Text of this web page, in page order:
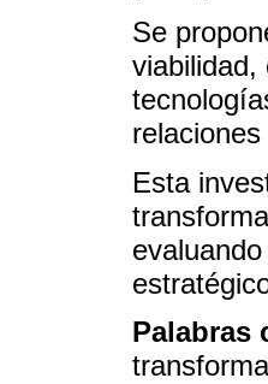
Se
viabilidad,
Esta
Palabras